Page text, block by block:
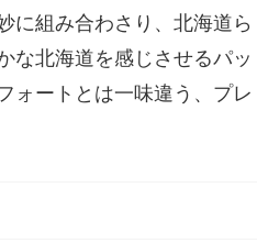
に組み合わさり、北海道ら
な北海道を感じさせるパッ
ォートとは一味違う、プレ